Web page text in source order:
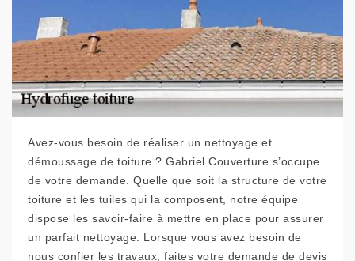
Avez-vous besoin de réaliser un nettoyage et
démoussage de toiture ? Gabriel Couverture s’occupe
de votre demande. Quelle que soit la structure de votre
toiture et les tuiles qui la composent, notre équipe
dispose les savoir-faire à mettre en place pour assurer
un parfait nettoyage. Lorsque vous avez besoin de
nous confier les travaux, faites votre demande de devis